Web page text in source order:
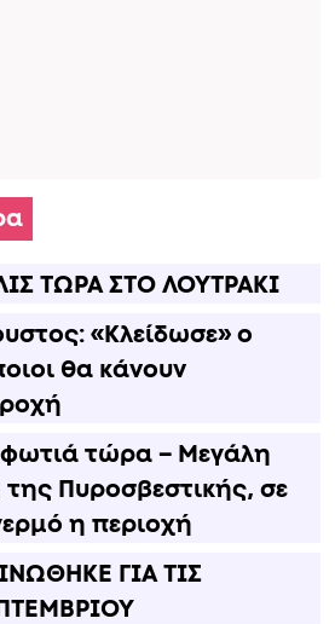
ΤΩΡΑ ΣΤΟ ΛΟΥΤΡΑΚΙ
«Κλείδωσε» ο
θα κάνουν
τώρα – Μεγάλη
της Πυροσβεστικής, σε
η περιοχή
ΓΙΑ ΤΙΣ